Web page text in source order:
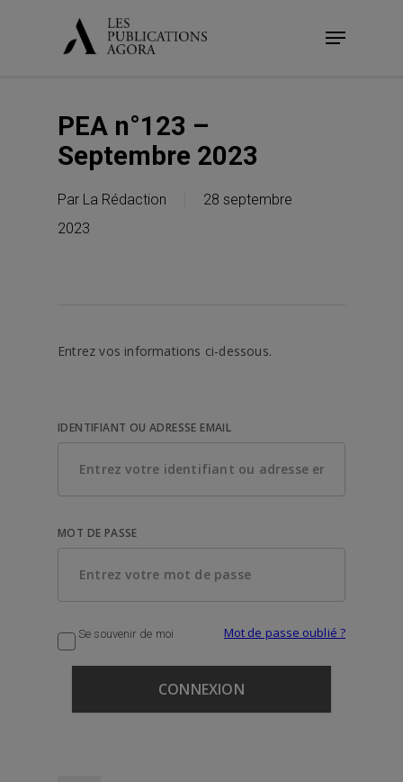
Menu
PEA n°123 –
Septembre 2023
Par La Rédaction
28 septembre
2023
Entrez vos informations ci-dessous.
IDENTIFIANT OU ADRESSE EMAIL
MOT DE PASSE
Se souvenir de moi Mot de passe oublié ?